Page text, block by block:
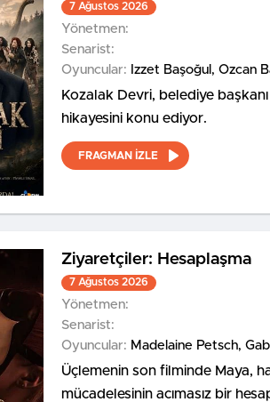
7 Ağustos 2026
Yönetmen:
Senarist:
Oyuncular:
Kozalak Devri, belediye
hikayesini konu ediyor.
FRAGMAN İZLE
Ziyaretçiler: Hesaplaşma
7 Ağustos 2026
Yönetmen:
Senarist:
Oyuncular:
Üçlemenin son filminde Maya,
mücadelesinin acımasız bir